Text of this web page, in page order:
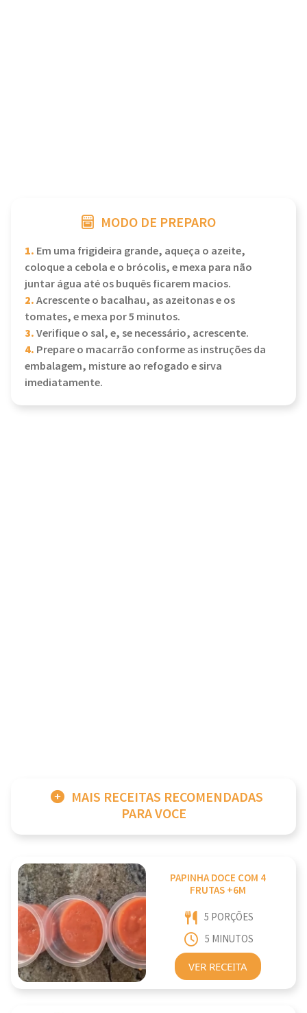
MODO DE PREPARO
1. Em uma frigideira grande, aqueça o azeite,
coloque a cebola e o brócolis, e mexa para não
juntar água até os buquês ficarem macios.
2.Acrescente o bacalhau, as azeitonas e os
tomates, e mexa por 5 minutos.
3.Verifique o sal, e, se necessário, acrescente.
4. Prepare o macarrão conforme as instruções da
embalagem, misture ao refogado e sirva
imediatamente.
MAIS RECEITAS RECOMENDADAS
PARA VOCE
PAPINHA DOCE COM 4
FRUTAS +6M
5 PORÇÕES
5 MINUTOS
VER RECEITA